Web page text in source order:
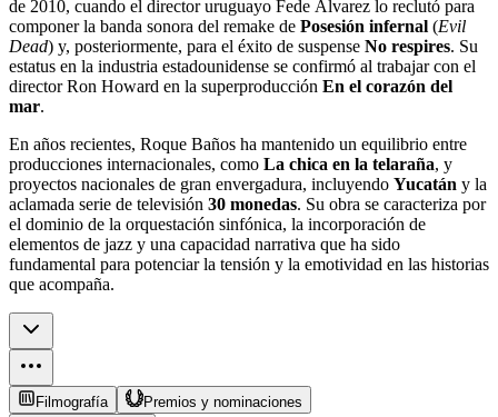
de 2010, cuando el director uruguayo Fede Álvarez lo reclutó para
componer la banda sonora del remake de Posesión infernal (Evil
Dead) y, posteriormente, para el éxito de suspense No respires. Su
estatus en la industria estadounidense se confirmó al trabajar con el
director Ron Howard en la superproducción En el corazón del
mar.
En años recientes, Roque Baños ha mantenido un equilibrio entre
producciones internacionales, como La chica en la telaraña, y
proyectos nacionales de gran envergadura, incluyendo Yucatán y la
aclamada serie de televisión 30 monedas. Su obra se caracteriza por
el dominio de la orquestación sinfónica, la incorporación de
elementos de jazz y una capacidad narrativa que ha sido
fundamental para potenciar la tensión y la emotividad en las historias
que acompaña.
Filmografía Premios y nominaciones